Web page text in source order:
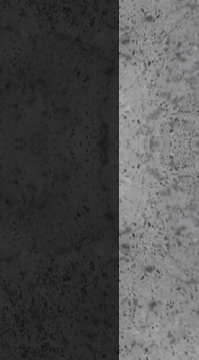
Gran
Mercat
késő délután
Centre
4. nap (nov.
reggeli a
Plaça de